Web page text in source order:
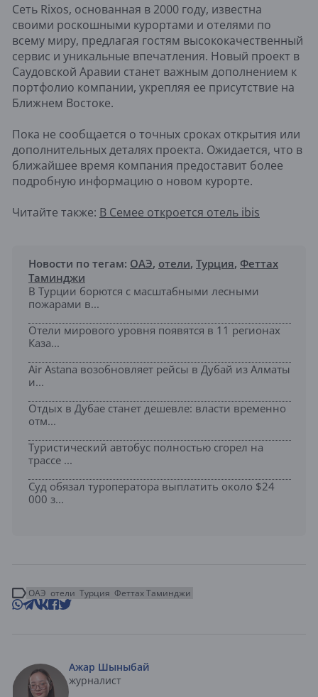
Сеть Rixos, основанная в 2000 году, известна
своими роскошными курортами и отелями по
всему миру, предлагая гостям высококачественный
сервис и уникальные впечатления. Новый проект в
Саудовской Аравии станет важным дополнением к
портфолио компании, укрепляя ее присутствие на
Ближнем Востоке.
Пока не сообщается о точных сроках открытия или
дополнительных деталях проекта. Ожидается, что в
ближайшее время компания предоставит более
подробную информацию о новом курорте.
Читайте также: В Семее откроется отель ibis
Новости по тегам: ОАЭ, отели, Турция, Феттах
Таминджи
В Турции борются с масштабными лесными
пожарами в...
Отели мирового уровня появятся в 11 регионах
Каза...
Air Astana возобновляет рейсы в Дубай из Алматы
и...
Отдых в Дубае станет дешевле: власти временно
отм...
Туристический автобус полностью сгорел на
трассе ...
Суд обязал туроператора выплатить около $24
000 з...
ОАЭ отели Турция Феттах Таминджи
Ажар Шыныбай
журналист